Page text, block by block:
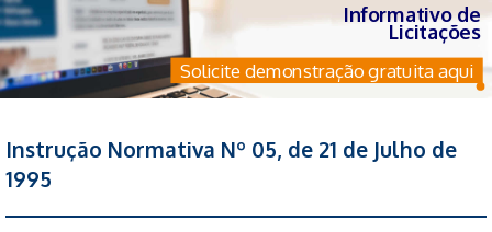
Informativo de
Licitações
gratuita aqui
Instrução Normativa Nº 05, de 21 de Julho de
1995